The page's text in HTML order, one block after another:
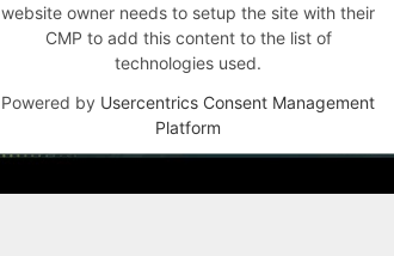
website owner needs to setup the site with their
CMP to add this content to the list of
technologies used.
Powered by Usercentrics Consent Management
Platform